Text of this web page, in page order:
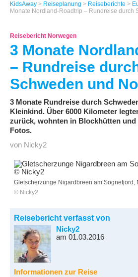
KidsAway > Reiseplanung > Reiseberichte >
Monate Nordland-Roadtrip – Rundreise durch
Reisebericht Norwegen
3 Monate
– Rundreise
Schweden und
3 Monate Rundreise durch
Kleinkind. Über 6000 Kilometer
zurück, wohnten in Blockhütten und
Fotos.
von Nicky2
Gletscherzunge Nigardbreen am Sognefjord,
© Nicky2
Reisebericht verfasst von
Nicky2
am 01.03.2016
Informationen zur Reise